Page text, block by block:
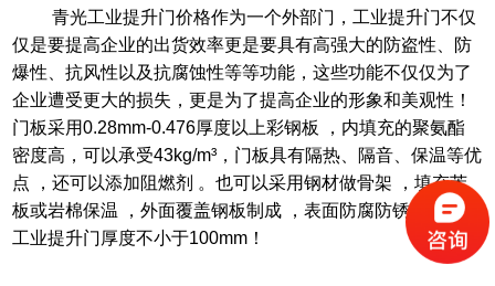
青光工业提升门价格作为一个外部门，工业提升门不仅
仅是要提高企业的出货效率更是要具有高强大的防盗性、防
爆性、抗风性以及抗腐蚀性等等功能，这些功能不仅仅为了
企业遭受更大的损失，更是为了提高企业的形象和美观性！
门板采用0.28mm-0.476厚度以上彩钢板
，内填充的聚氨酯
密度高，可以承受43kg/m³ ，门板具有隔热、隔音、保温等优
点 ，还可以添加阻燃剂 。也可以采用钢材做骨架
，填充苯
板或岩棉保温 ，外面覆盖钢板制成 ，表面防腐防锈处理 ，
工业提升门 厚度不小于100mm ！